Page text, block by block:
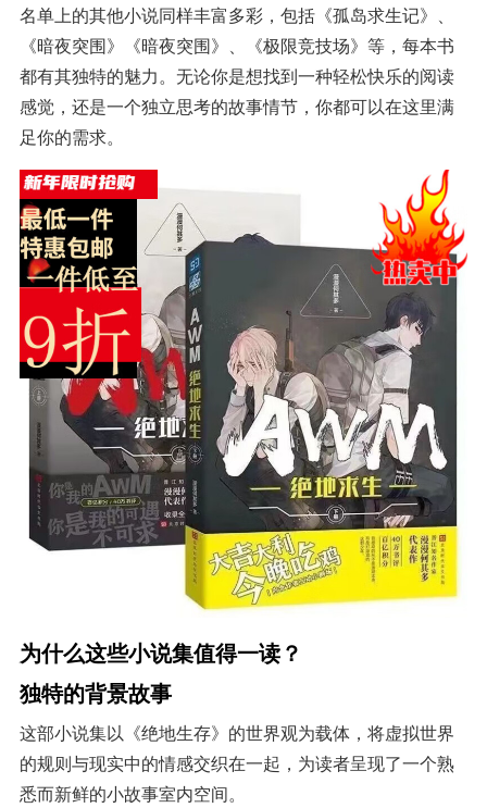
名单上的其他小说同样丰富多彩，包括《孤岛求生记》、
《暗夜突围》《暗夜突围》、《极限竞技场》等，每本书
都有其独特的魅力。无论你是想找到一种轻松快乐的阅读
感觉，还是一个独立思考的故事情节，你都可以在这里满
足你的需求。
为什么这些小说集值得一读？
独特的背景故事
这部小说集以《绝地生存》的世界观为载体，将虚拟世界
的规则与现实中的情感交织在一起，为读者呈现了一个熟
悉而新鲜的小故事室内空间。